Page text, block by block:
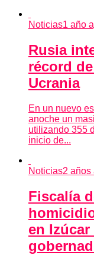
Noticias1 año
Rusia
récord
Ucrania
En un nuevo
anoche un
utilizando 355
inicio de...
Noticias2 años
Fiscalía
en